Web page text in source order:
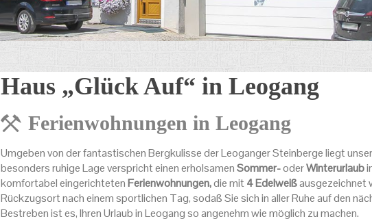
Haus „Glück Auf“ in Leogang
Ferienwohnungen in Leogang
Umgeben von der fantastischen Bergkulisse der Leoganger Steinberge liegt unser
besonders ruhige Lage verspricht einen erholsamenSommer-oderWinterurlaub
komfortabel eingerichtetenFerienwohnungen,die mit4 Edelweißausgezeichnet
Rückzugsort nach einem sportlichen Tag, sodaß Sie sich in aller Ruhe auf den
Bestreben ist es, Ihren Urlaub in Leogang so angenehm wie möglich zu machen.